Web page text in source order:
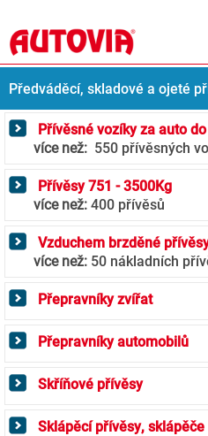
Trailers
Předváděcí, skladové a ojeté
Přívěsné vozíky za auto
více než: 550 přívěsných
Přívěsy 751 - 3500Kg
více než:400 přívěsů
Vzduchem brzděné
více než: 50 nákladních
Přepravníky zvířat
Přepravníky automobilů
Skříňové přívěsy
Sklápěcí přívěsy, sklápěče